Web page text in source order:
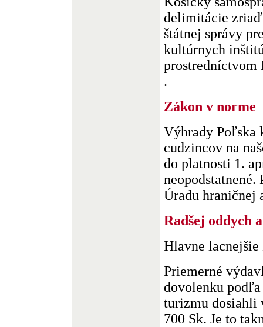
delimitácie
štátnej správy
kultúrnych
prostredníctvom
.
Zákon v norme
Výhrady Poľska
cudzincov na
do platnosti 1.
Úradu hraničnej
Radšej oddych
Hlavne
Priemerné
dovolenku
turizmu dosiahli
700 Sk. Je to